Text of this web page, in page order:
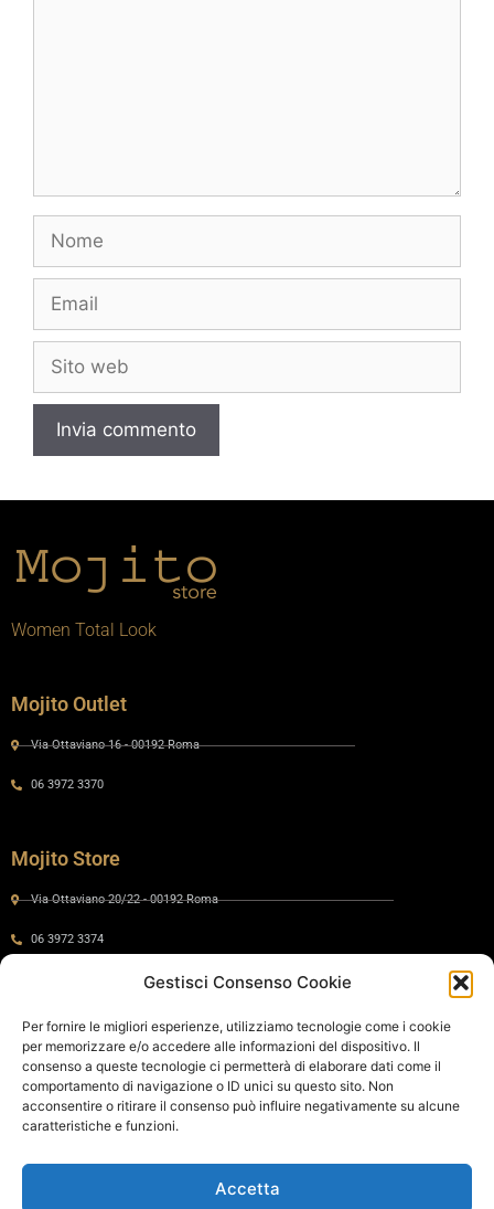
Gestisci Consenso Cookie
Per fornire le migliori esperienze, utilizziamo tecnologie come i cookie
per memorizzare e/o accedere alle informazioni del dispositivo. Il
consenso a queste tecnologie ci permetterà di elaborare dati come il
comportamento di navigazione o ID unici su questo sito. Non
acconsentire o ritirare il consenso può influire negativamente su alcune
caratteristiche e funzioni.
Accetta
Women Total Look
Mojito Outlet
Via Ottaviano 16 - 00192 Roma
06 3972 3370
Mojito Store
Via Ottaviano 20/22 - 00192 Roma
06 3972 3374
Via Ottaviano 24 - 00192 Roma
06 575 8821
Policy